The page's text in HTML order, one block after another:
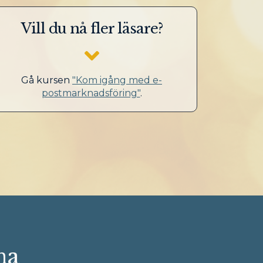
Vill du nå fler läsare?
Gå kursen "Kom igång med e-
postmarknadsföring".